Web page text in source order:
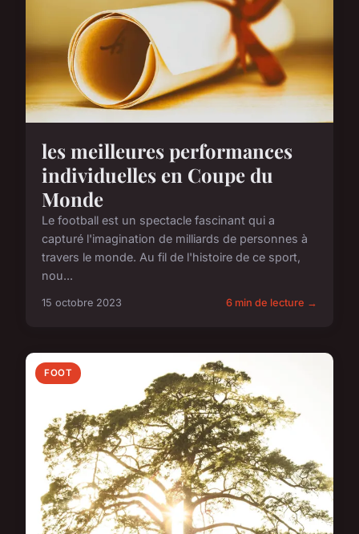
les meilleures performances
individuelles en Coupe du
Monde
Le football est un spectacle fascinant qui a
capturé l'imagination de milliards de personnes à
travers le monde. Au fil de l'histoire de ce sport,
nou...
15 octobre 2023 6 min de lecture →
FOOT